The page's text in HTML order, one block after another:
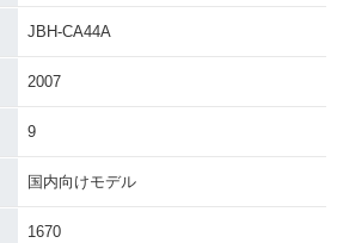
2013年 ADDRESS
JBH-CA44A
2007
9
国内向けモデル
1670